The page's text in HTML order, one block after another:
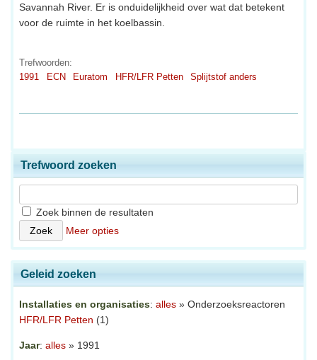
Savannah River. Er is onduidelijkheid over wat dat betekent
voor de ruimte in het koelbassin.
Trefwoorden:
1991
ECN Euratom HFR/LFR Petten Splijtstof anders
Trefwoord zoeken
Zoek binnen de resultaten
Meer opties
Geleid zoeken
Installaties en organisaties: alles » Onderzoeksreactoren
HFR/LFR Petten (1)
Jaar: alles » 1991